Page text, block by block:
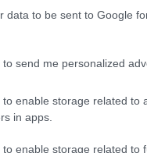
data to be sent to Google
send me personalized
enable storage related to
in apps.
enable storage related to
žute naslage